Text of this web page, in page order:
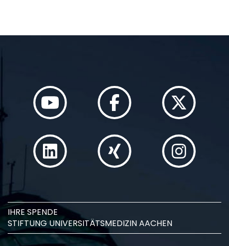
IHRE SPENDE
STIFTUNG UNIVERSITÄTSMEDIZIN AACHEN